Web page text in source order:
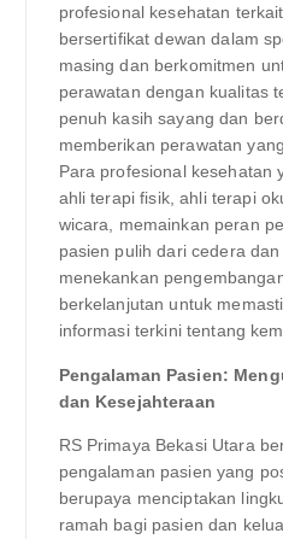
profesional kesehatan
bersertifikat dewan dalam
masing dan berkomitmen
perawatan dengan kualitas
penuh kasih sayang dan
memberikan perawatan
Para profesional kesehatan
ahli terapi fisik, ahli terapi
wicara, memainkan peran
pasien pulih dari cedera
menekankan
berkelanjutan untuk
informasi terkini tentang
Pengalaman Pasien:
dan Kesejahteraan
RS Primaya Bekasi Utara
pengalaman pasien yang
berupaya menciptakan
ramah bagi pasien dan